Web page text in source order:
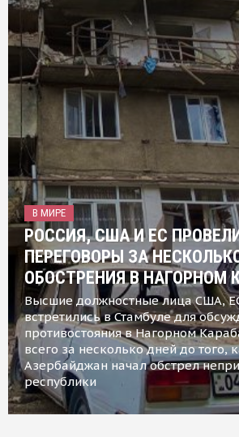
В МИРЕ
РОССИЯ, США И ЕС
ПЕРЕГОВОРЫ ЗА
ОБОСТРЕНИЯ В НАГОРНОМ
Высшие должностные лица США,
встретились в Стамбуле для
противостояния в Нагорном
всего за несколько дней до того,
Азербайджан начал обстрел
республики